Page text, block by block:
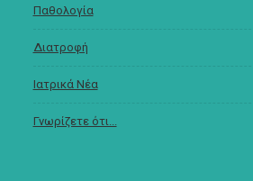
Παθολογία
Διατροφή
Ιατρικά Νέα
Γνωρίζετε ότι...